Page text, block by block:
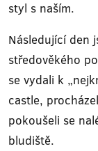
styl s naším.
Následující den
středověkého
se vydali k
castle,
pokoušeli se
bludiště.